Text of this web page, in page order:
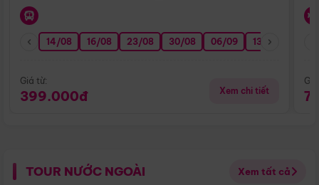
14/08 16/08 23/08 30/08 06/09 13/09
Giá từ:
399.000đ Xem chi tiết
TOUR NƯỚC NGOÀI Xem tất cả
Điểm nổi bật